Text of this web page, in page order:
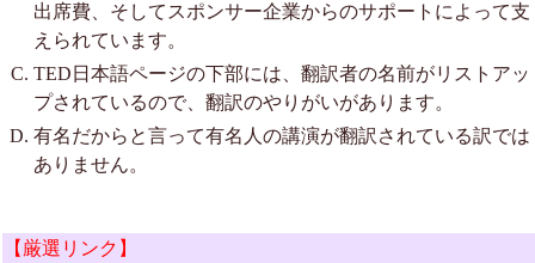
出席費、そしてスポンサー企業からのサポートによって支
えられています。
TED日本語ページの下部には、翻訳者の名前がリストアッ
プされているので、翻訳のやりがいがあります。
有名だからと言って有名人の講演が翻訳されている訳では
ありません。
【厳選リンク】